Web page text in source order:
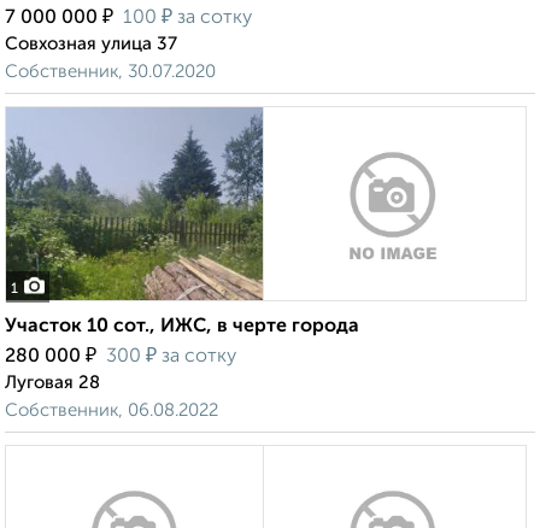
7 000 000 ₽ 100 ₽ за сотку
Совхозная улица 37
Собственник, 30.07.2020
1
Участок 10 сот., ИЖС, в черте города
280 000 ₽ 300 ₽ за сотку
Луговая 28
Собственник, 06.08.2022